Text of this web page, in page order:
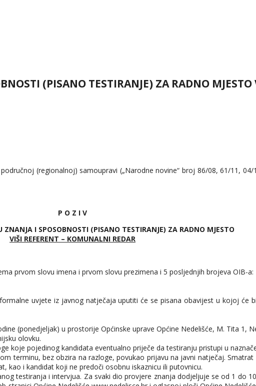
(PISANO TESTIRANJE) ZA RADNO MJESTO
(regionalnoj) samoupravi („Narodne novine“ broj 86/08, 61/11,
P O Z I V
ZNANJA I SPOSOBNOSTI (PISANO TESTIRANJE) ZA RADNO MJESTO
VIŠI REFERENT – KOMUNALNI REDAR
prvom slovu imena i prvom slovu prezimena i 5 posljednjih brojeva OIB-a:
uvjete iz javnog natječaja uputiti će se pisana obavijest u kojoj će
(ponedjeljak) u prostorije Općinske uprave Općine Nedelišće, M. Tita 1,
olovku.
koje pojedinog kandidata eventualno priječe da testiranju pristupi u
terminu, bez obzira na razloge, povukao prijavu na javni natječaj.
kao i kandidat koji ne predoči osobnu iskaznicu ili putovnicu.
testiranja i intervjua. Za svaki dio provjere znanja dodjeljuje se od 1 do